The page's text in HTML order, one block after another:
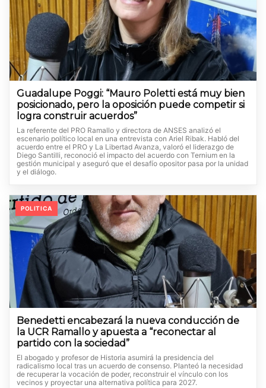
Guadalupe Poggi: “Mauro Poletti está muy bien
posicionado, pero la oposición puede competir si
logra construir acuerdos”
La referente del PRO Ramallo y directora de ANSES analizó el
escenario político local en una entrevista con Ariel Ribak. Habló del
acuerdo entre el PRO y La Libertad Avanza, valoró el liderazgo de
Diego Santilli, reconoció el impacto del acuerdo con Ternium en la
gestión municipal y aseguró que el desafío opositor pasa por la unidad
y el diálogo.
POLITICA
Benedetti encabezará la nueva conducción de
la UCR Ramallo y apuesta a “reconectar al
partido con la sociedad”
El abogado y profesor de Historia asumirá la presidencia del
radicalismo local tras un acuerdo de consenso. Planteó la necesidad
de recuperar la vocación de poder, reconstruir el vínculo con los
vecinos y proyectar una alternativa política para 2027.